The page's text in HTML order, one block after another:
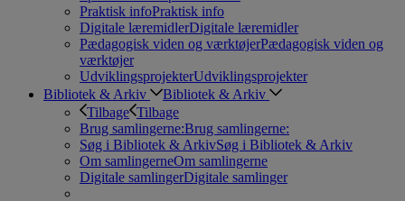
Praktisk infoPraktisk info
Digitale læremidlerDigitale læremidler
Pædagogisk viden og værktøjerPædagogisk viden og
værktøjer
UdviklingsprojekterUdviklingsprojekter
Bibliotek & Arkiv
Bibliotek & Arkiv
Tilbage Tilbage
Brug samlingerne:Brug samlingerne:
Søg i Bibliotek & ArkivSøg i Bibliotek & Arkiv
Om samlingerneOm samlingerne
Digitale samlingerDigitale samlinger